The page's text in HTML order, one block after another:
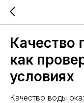
Качество
как
условиях
Качество воды